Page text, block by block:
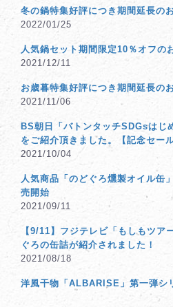
冬の鍋特集好評につき期間延長の
2022/01/25
人気鍋セット期間限定10％オフの
2021/12/11
お歳暮特集好評につき期間延長の
2021/11/06
BS朝日「バトンタッチSDGsはじ
をご紹介頂きました。【記念セー
2021/10/04
人気商品「のどぐろ燻製オイル缶
売開始
2021/09/11
【9/11】フジテレビ「もしもツア
ぐろの缶詰が紹介されました！
2021/08/18
洋風干物「ALBARISE」第一弾シ